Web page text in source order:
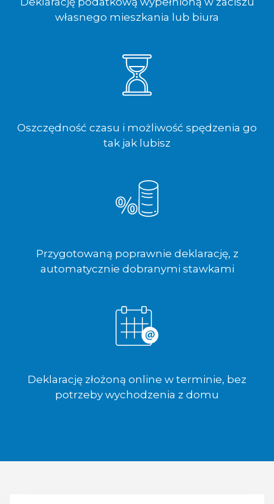
własnego mieszkania lub biura
Oszczędność czasu i możliwość spędzenia go
tak jak lubisz
Przygotowaną poprawnie deklarację, z
automatycznie dobranymi stawkami
Deklarację złożoną online w terminie, bez
potrzeby wychodzenia z domu